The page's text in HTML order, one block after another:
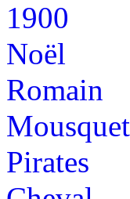
1900
Noël
Romain
Pirates